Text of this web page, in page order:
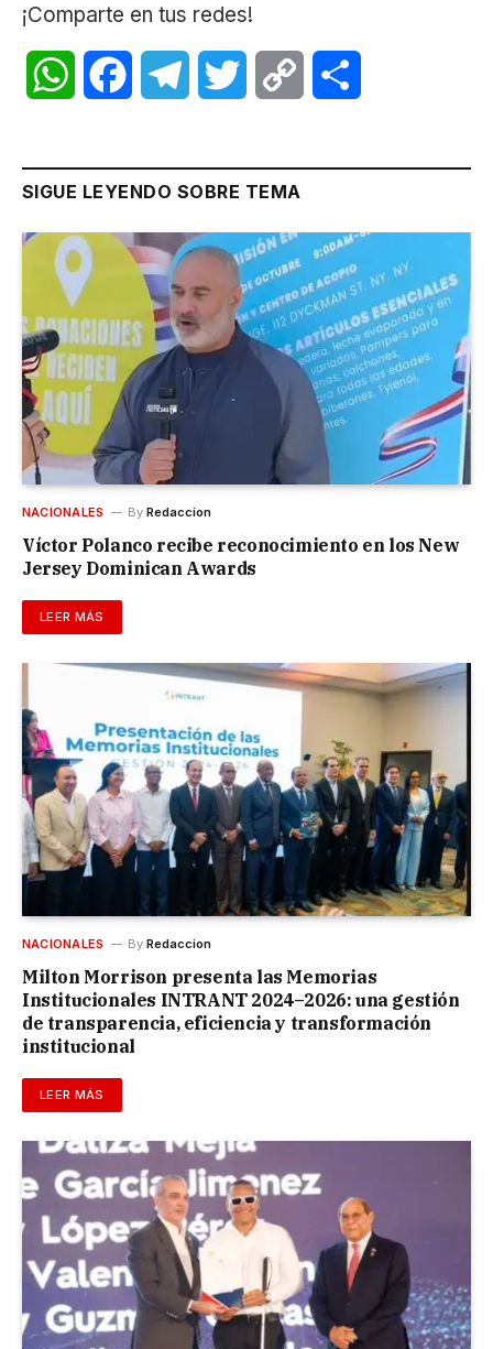
¡Comparte en tus redes!
WhatsAppFacebookTelegramTwitter Copy
SIGUE LEYENDO SOBRE TEMA
NACIONALES By Redaccion
Víctor Polanco recibe reconocimiento en los New
Jersey Dominican Awards
LEER MÁS
NACIONALES By Redaccion
Milton Morrison presenta las Memorias
Institucionales INTRANT 2024–2026: una gestión
de transparencia, eficiencia y transformación
institucional
LEER MÁS